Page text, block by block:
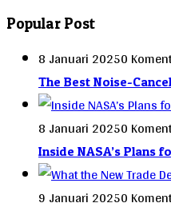
Popular Post
8 Januari 20250
The Best Noise-
8 Januari 20250
Inside NASA’s Plans
9 Januari 20250